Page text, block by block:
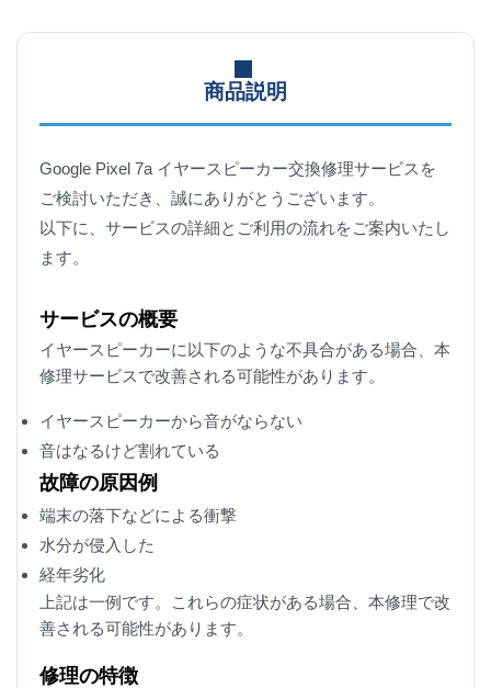
商品説明
Google Pixel 7a イヤースピーカー交換修理サービスを
ご検討いただき、誠にありがとうございます。
以下に、サービスの詳細とご利用の流れをご案内いたし
ます。
サービスの概要
イヤースピーカーに以下のような不具合がある場合、本
修理サービスで改善される可能性があります。
イヤースピーカーから音がならない
音はなるけど割れている
故障の原因例
端末の落下などによる衝撃
水分が侵入した
経年劣化
上記は一例です。これらの症状がある場合、本修理で改
善される可能性があります。
修理の特徴